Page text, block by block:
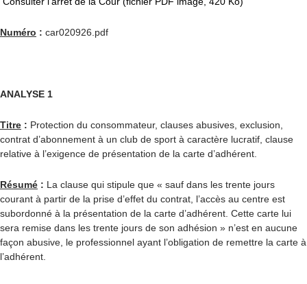
Numéro : car020926.pdf
ANALYSE 1
Titre : Protection du consommateur, clauses abusives, exclusion,
contrat d’abonnement à un club de sport à caractère lucratif, clause
relative à l’exigence de présentation de la carte d’adhérent.
Résumé : La clause qui stipule que « sauf dans les trente jours
courant à partir de la prise d’effet du contrat, l’accès au centre est
subordonné à la présentation de la carte d’adhérent. Cette carte lui
sera remise dans les trente jours de son adhésion » n’est en aucune
façon abusive, le professionnel ayant l’obligation de remettre la carte à
l’adhérent.